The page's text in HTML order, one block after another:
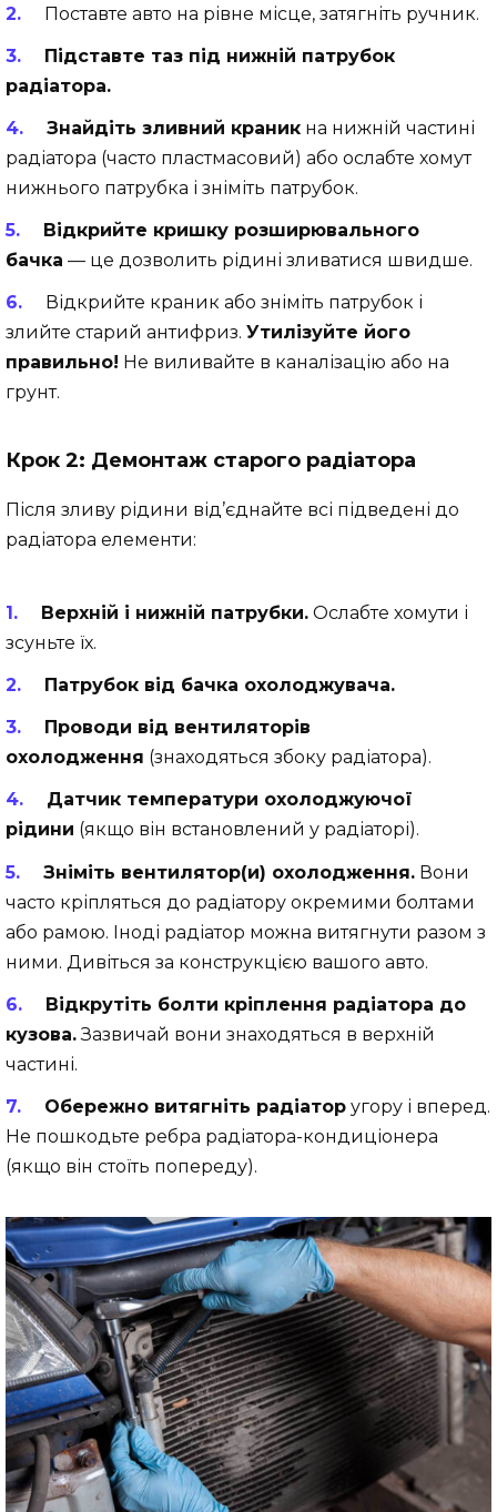
Поставте авто на рівне місце, затягніть ручник.
Підставте таз під нижній патрубок
радіатора.
Знайдіть зливний краникна нижній частині
радіатора (часто пластмасовий) або ослабте хомут
нижнього патрубка і зніміть патрубок.
Відкрийте кришку розширювального
бачка — це дозволить рідині зливатися швидше.
Відкрийте краник або зніміть патрубок і
злийте старий антифриз. Утилізуйте його
правильно! Не виливайте в каналізацію або на
грунт.
Крок 2: Демонтаж старого радіатора
Після зливу рідини від’єднайте всі підведені до
радіатора елементи:
Верхній і нижній патрубки.Ослабте хомути і
зсуньте їх.
Патрубок від бачка охолоджувача.
Проводи від вентиляторів
охолодження (знаходяться збоку радіатора).
Датчик температури охолоджуючої
рідини (якщо він встановлений у радіаторі).
Зніміть вентилятор(и) охолодження.Вони
часто кріпляться до радіатору окремими болтами
або рамою. Іноді радіатор можна витягнути разом з
ними. Дивіться за конструкцією вашого авто.
Відкрутіть болти кріплення радіатора до
кузова.Зазвичай вони знаходяться в верхній
частині.
Обережно витягніть радіаторугору і вперед.
Не пошкодьте ребра радіатора-кондиціонера
(якщо він стоїть попереду).